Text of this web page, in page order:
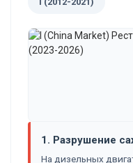
1. Разрушение
На дизельных